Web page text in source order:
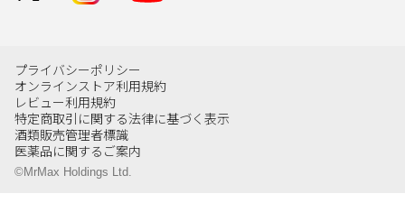
プライバシーポリシー
オンラインストア利用規約
レビュー利用規約
特定商取引に関する法律に基づく表示
酒類販売管理者標識
医薬品に関するご案内
©MrMax Holdings Ltd.